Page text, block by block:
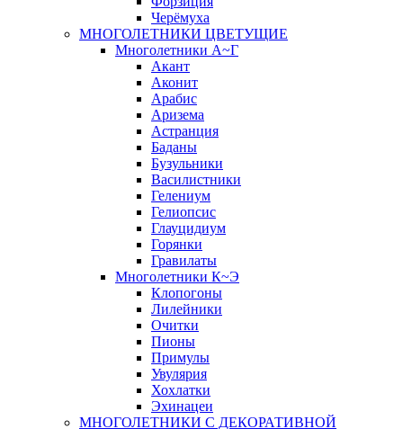
Черёмуха
МНОГОЛЕТНИКИ ЦВЕТУЩИЕ
Многолетники А~Г
Акант
Аконит
Арабис
Аризема
Астранция
Баданы
Бузульники
Василистники
Гелениум
Гелиопсис
Глауцидиум
Горянки
Гравилаты
Многолетники К~Э
Клопогоны
Лилейники
Очитки
Пионы
Примулы
Увулярия
Хохлатки
Эхинацеи
МНОГОЛЕТНИКИ С ДЕКОРАТИВНОЙ